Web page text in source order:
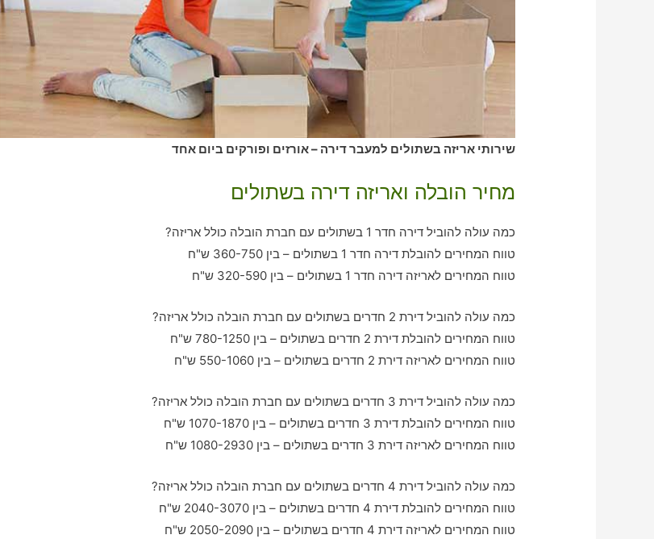
שירותי אריזה בשתולים למעבר דירה – אורזים ופורקים ביום אחד
מחיר הובלה ואריזה דירה בשתולים
כמה עולה להוביל דירה חדר 1 בשתולים עם חברת הובלה כולל אריזה?
טווח המחירים להובלת דירה חדר 1 בשתולים – בין 360-750 ש"ח
טווח המחירים לאריזה דירה חדר 1 בשתולים – בין 320-590 ש"ח
כמה עולה להוביל דירת 2 חדרים בשתולים עם חברת הובלה כולל אריזה?
טווח המחירים להובלת דירת 2 חדרים בשתולים – בין 780-1250 ש"ח
טווח המחירים לאריזה דירת 2 חדרים בשתולים – בין 550-1060 ש"ח
כמה עולה להוביל דירת 3 חדרים בשתולים עם חברת הובלה כולל אריזה?
טווח המחירים להובלת דירת 3 חדרים בשתולים – בין 1070-1870 ש"ח
טווח המחירים לאריזה דירת 3 חדרים בשתולים – בין 1080-2930 ש"ח
כמה עולה להוביל דירת 4 חדרים בשתולים עם חברת הובלה כולל אריזה?
טווח המחירים להובלת דירת 4 חדרים בשתולים – בין 2040-3070 ש"ח
טווח המחירים לאריזה דירת 4 חדרים בשתולים – בין 2050-2090 ש"ח